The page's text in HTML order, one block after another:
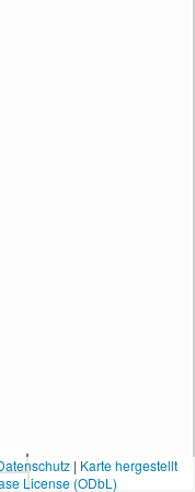
| Karte hergestellt
License (ODbL)